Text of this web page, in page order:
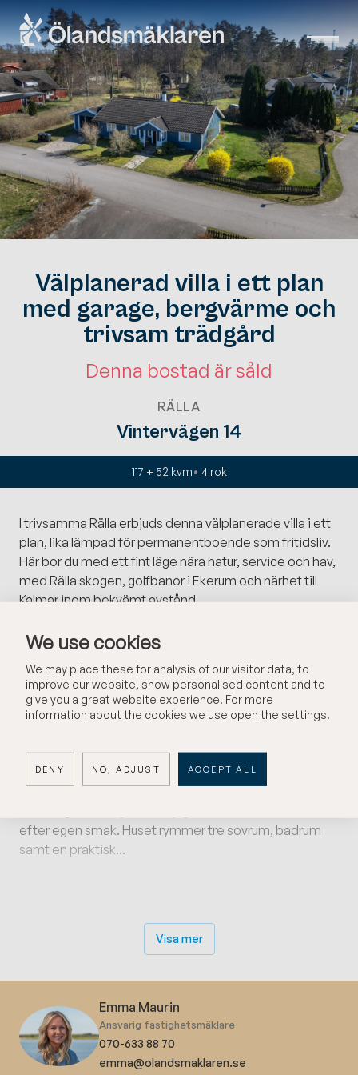
We use cookies
We may place these for analysis of our visitor data, to
improve our website, show personalised content and to
give you a great website experience. For more
information about the cookies we use open the settings.
DENY NO, ADJUST ACCEPT ALL
Välplanerad villa i ett plan
med garage, bergvärme och
trivsam trädgård
Denna bostad är såld
Vintervägen 14
RÄLLA
117 + 52 kvm 4 rok
I trivsamma Rälla erbjuds denna välplanerade villa i ett
plan, lika lämpad för permanentboende som fritidsliv.
Här bor du med ett fint läge nära natur, service och hav,
med Rälla skogen, golfbanor i Ekerum och närhet till
Kalmar inom bekvämt avstånd.
Bostaden om 117 kvm fördelar sig över en genomtänkt
genom vardagsrum och matplats mot trädgården.
Vardagsrummet är generöst och har en vacker
enstavsparkett samt öppen spis som skapar en
burspråk med utgång till de två altanerna på baksidan.
Köket är funktionellt med goda arbetsytor och
efter egen smak. Huset rymmer tre sovrum, badrum
samt en praktisk...
Visa mer
Emma Maurin
Ansvarig fastighetsmäklare
070-633 88 70
emma@olandsmaklaren.se